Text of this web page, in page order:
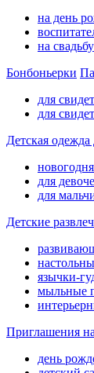
на день
на свадьбу
Бонбоньерки
для
для
Детская одежда
для
для
Детские
язычки-
мыльные
Приглашения
день